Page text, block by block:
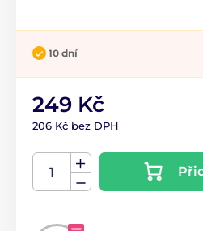
10 dní
249 Kč
206 Kč bez DPH